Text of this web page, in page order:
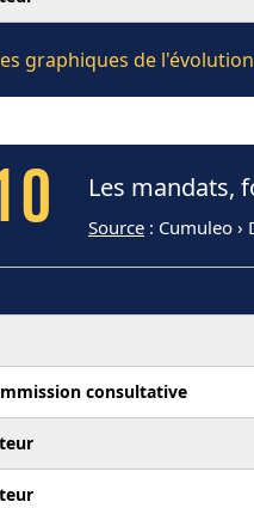
graphiques de
Les mandats,
Source : Cumuleo
consultative